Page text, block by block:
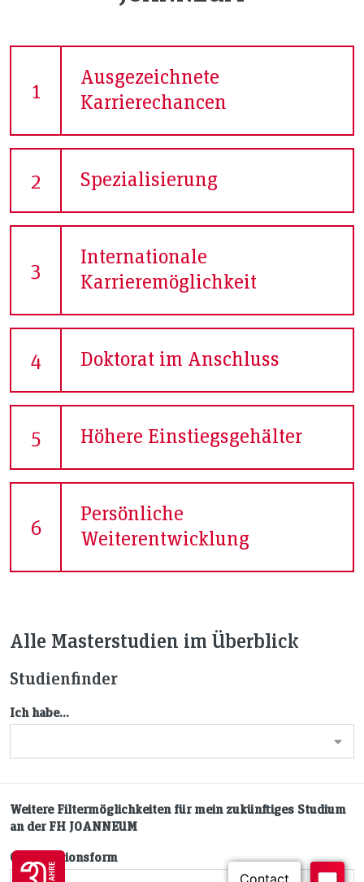
1
Ausgezeichnete
Karrierechancen
2 Spezialisierung
3
Internationale
Karrieremöglichkeit
4 Doktorat im Anschluss
5 Höhere Einstiegsgehälter
6
Persönliche
Weiterentwicklung
Alle Masterstudien im Überblick
Studienfinder
Ich habe...
Weitere Filtermöglichkeiten für mein zukünftiges Studium
an der FH JOANNEUM
Organisationsform
Go to 30 years FH JOANNEUM page